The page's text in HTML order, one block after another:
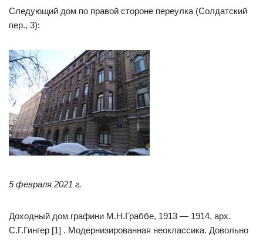
Следующий дом по правой стороне переулка (Солдатский
пер., 3):
5 февраля 2021 г.
Доходный дом графини М.Н.Граббе, 1913 — 1914, арх.
С.Г.Гингер [1] . Модернизированная неоклассика. Довольно